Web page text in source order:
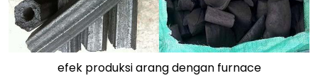
efek produksi arang dengan furnace